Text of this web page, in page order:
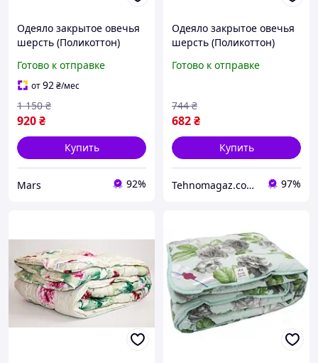
Одеяло закрытое овечья
шерсть (Поликоттон)
51020 mars
Готово к отправке
от92₴/мес
920₴
1 150 ₴
Купить
Mars 92%
Одеяло закрытое овечья
шерсть (Поликоттон)
51020 fresh
Готово к отправке
682₴
744 ₴
Купить
Tehnomagaz.com.ua - это передовой интернет-магазин, специализирующийся на продаже техники 97%